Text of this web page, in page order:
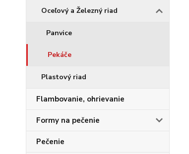
Oceľový a Železný riad
Panvice
Pekáče
Plastový riad
Flambovanie, ohrievanie
Formy na pečenie
Pečenie